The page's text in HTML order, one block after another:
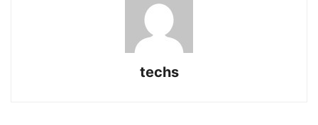
techs